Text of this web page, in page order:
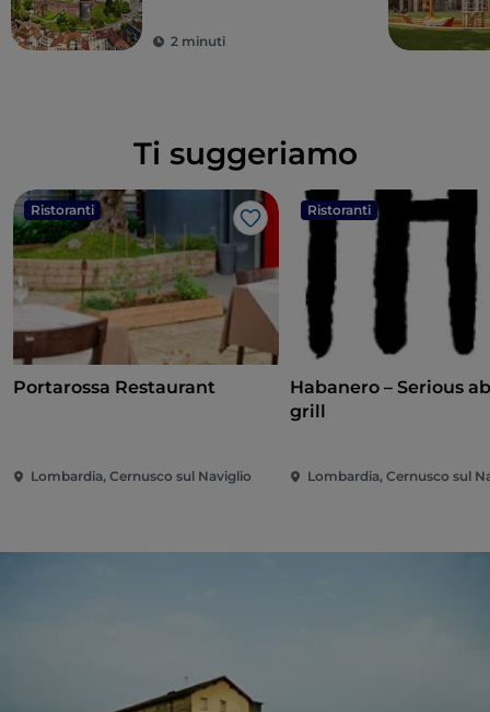
2 minuti
Ti suggeriamo
Ristoranti
Like
Portarossa Restaurant
Lombardia, Cernusco sul Naviglio
Ristoranti
Habanero – Serious
grill
Lombardia, Cernusco sul